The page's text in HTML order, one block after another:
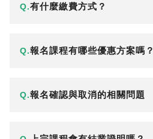
Q.有什麼繳費方式？
Q.報名課程有哪些優惠方案嗎？
Q.報名確認與取消的相關問題